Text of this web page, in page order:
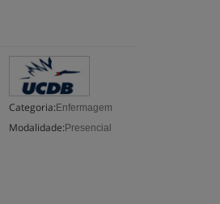
Categoria: Enfermagem
Modalidade: Presencial